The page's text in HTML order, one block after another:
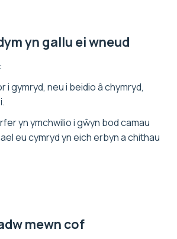
yn gallu ei wneud
i gymryd, neu i beidio â chymryd,
yn ymchwilio i gŵyn bod camau
eu cymryd yn eich erbyn a chithau
mewn cof